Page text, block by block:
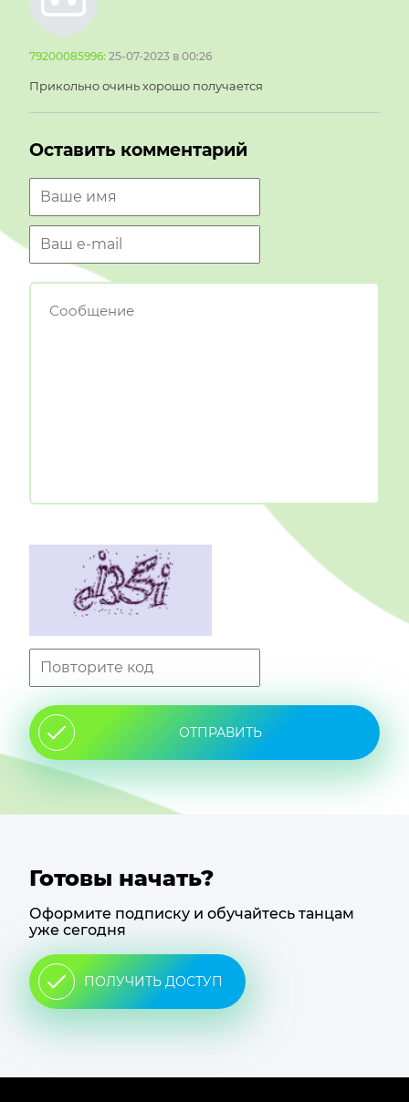
79200085996: 25-07-2023 в 00:26
Прикольно очинь хорошо получается
Оставить комментарий
ОТПРАВИТЬ
Готовы начать?
Оформите подписку и обучайтесь танцам
уже сегодня
ПОЛУЧИТЬ ДОСТУП